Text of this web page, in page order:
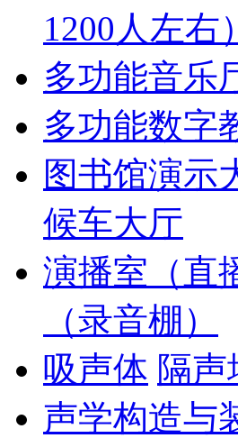
1200人左右）
多功能音乐
多功能数字
图书馆演示
候车大厅
演播室（直
（录音棚）
吸声体 隔声
声学构造与